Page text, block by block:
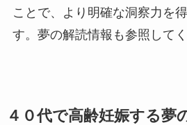
ことで、より明確な洞察力を
す。夢の解読情報も参照してく
４０代で高齢妊娠する夢